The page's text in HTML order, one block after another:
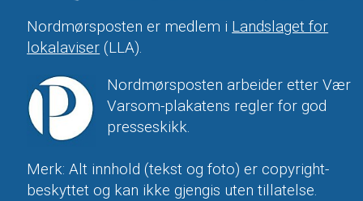
Nordmørsposten er medlem i Landslaget for
lokalaviser (LLA).
Nordmørsposten arbeider etter Vær
Varsom-plakatens regler for god
presseskikk.
Merk: Alt innhold (tekst og foto) er copyright-
beskyttet og kan ikke gjengis uten tillatelse.